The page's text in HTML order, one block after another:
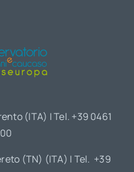
(ITA) | Tel. +39 0461
(TN) (ITA) | Tel. +39